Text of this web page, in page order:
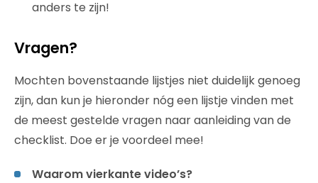
anders te zijn!
Vragen?
Mochten bovenstaande lijstjes niet duidelijk genoeg
zijn, dan kun je hieronder nóg een lijstje vinden met
de meest gestelde vragen naar aanleiding van de
checklist. Doe er je voordeel mee!
Waarom vierkante video’s?